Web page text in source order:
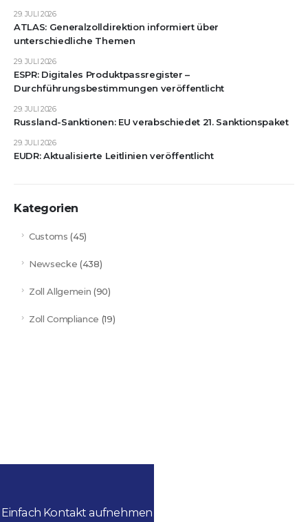
ATLAS: Generalzolldirektion informiert über
unterschiedliche Themen
29. JULI 2026
ESPR: Digitales Produktpassregister –
Durchführungsbestimmungen veröffentlicht
29. JULI 2026
Russland-Sanktionen: EU verabschiedet 21. Sanktionspaket
29. JULI 2026
EUDR: Aktualisierte Leitlinien veröffentlicht
29. JULI 2026
Kategorien
Customs (45)
Newsecke (438)
Zoll Allgemein (90)
Zoll Compliance (19)
Einfach Kontakt aufnehmen